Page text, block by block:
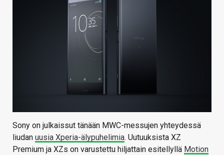
Sony on julkaissut tänään MWC-messujen yhteydessä
liudan uusia Xperia-älypuhelimia. Uutuuksista XZ
Premium ja XZs on varustettu hiljattain esitellyllä Motion